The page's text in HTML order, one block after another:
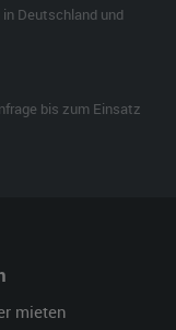
Deutschland und
bis zum Einsatz
mieten